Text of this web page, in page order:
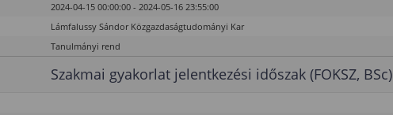
2024-04-15 00:00:00 - 2024-05-16 23:55:00
Lámfalussy Sándor Közgazdaságtudományi Kar
Tanulmányi rend
Szakmai gyakorlat jelentkezési időszak (FOKSZ, BSc)